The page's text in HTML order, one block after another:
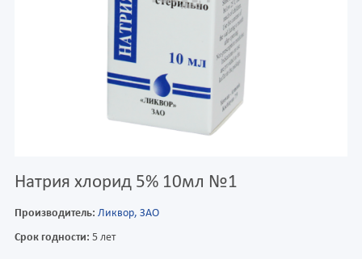
Натрия хлорид 5% 10мл №1
Производитель: Ликвор, ЗАО
Срок годности: 5 лет